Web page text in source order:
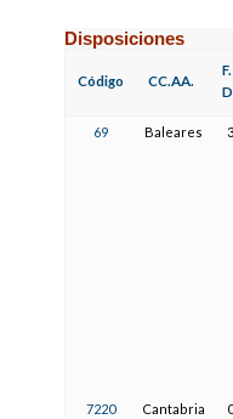
Disposiciones
Código CC.AA.
F.
69 Baleares
7220 Cantabria